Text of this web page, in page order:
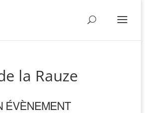
la Rauze
ÉVÈNEMENT